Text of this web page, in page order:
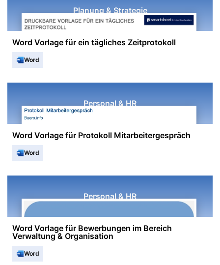
Planung & Strategie
Word Vorlage für ein tägliches Zeitprotokoll
Word
Personal & HR
Word Vorlage für Protokoll Mitarbeitergespräch
Word
Personal & HR
Word Vorlage für Bewerbungen im Bereich
Verwaltung & Organisation
Word